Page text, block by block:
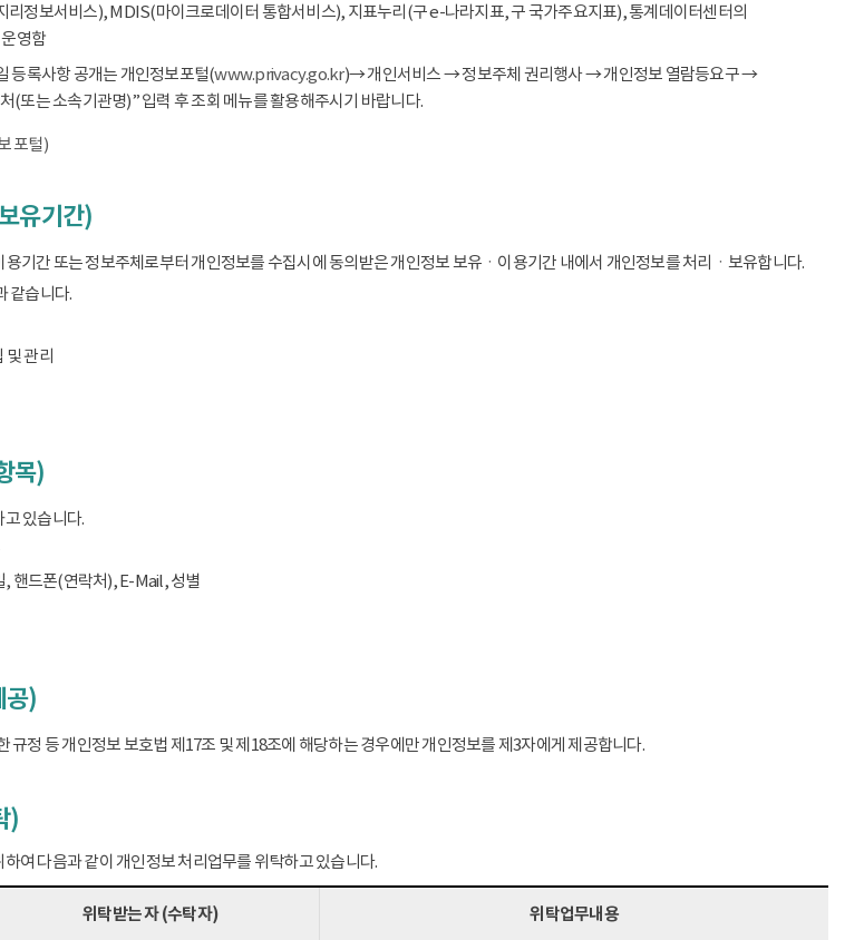
정보서비스), MDIS(마이크로데이터 통합서비스), 지표누리(구 e-나라지표, 구 국가주요지표), 통계데이터센터의
영함
등록사항 공개는 개인정보포털(www.privacy.go.kr)→ 개인서비스 → 정보주체 권리행사 → 개인정보 열람등요구 →
또는 소속기관명)” 입력 후 조회 메뉴를 활용해주시기 바랍니다.
포털)
유기간)
기간 또는 정보주체로부터 개인정보를 수집시에 동의받은 개인정보 보유ㆍ이용기간 내에서 개인정보를 처리ㆍ보유합니다.
같습니다.
및 관리
목)
있습니다.
핸드폰(연락처), E-Mail, 성별
공)
정 등 개인정보 보호법 제17조 및 제18조에 해당하는 경우에만 개인정보를 제3자에게 제공합니다.
)
여 다음과 같이 개인정보 처리업무를 위탁하고 있습니다.
위탁받는 자 (수탁자) 위탁업무내용